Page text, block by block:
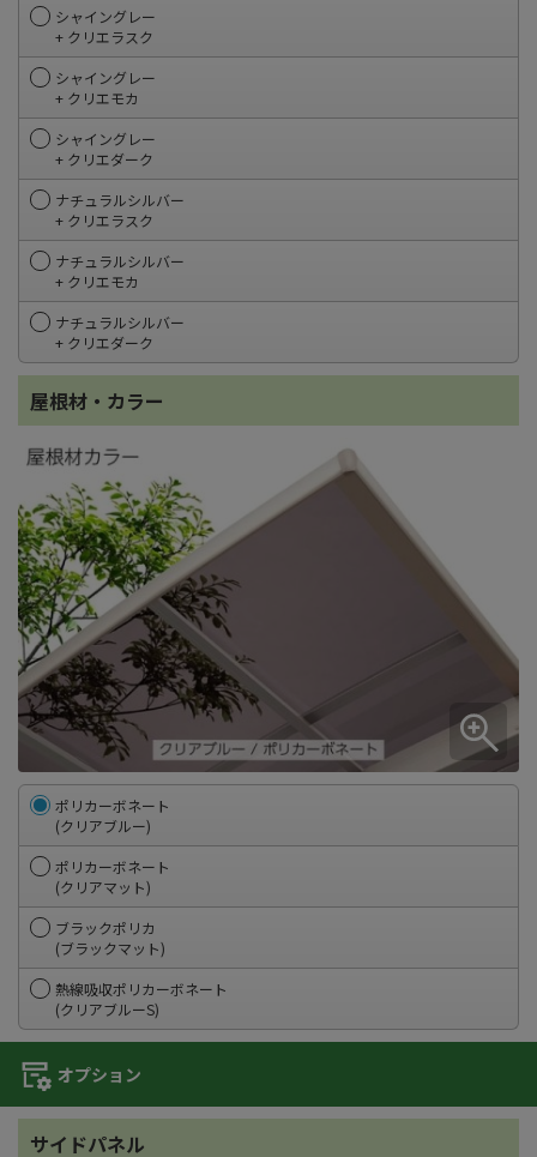
シャイングレー
+ クリエラスク
シャイングレー
+ クリエモカ
シャイングレー
+ クリエダーク
ナチュラルシルバー
+ クリエラスク
ナチュラルシルバー
+ クリエモカ
ナチュラルシルバー
+ クリエダーク
屋根材・カラー
ポリカーボネート
(クリアブルー)
ポリカーボネート
(クリアマット)
ブラックポリカ
(ブラックマット)
熱線吸収ポリカーボネート
(クリアブルーS)
オプション
サイドパネル